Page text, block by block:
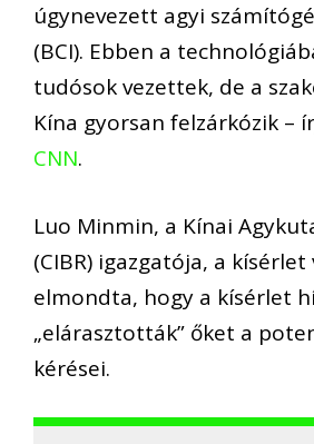
úgynevezett agyi
(BCI). Ebben a
tudósok vezettek, de a
Kína gyorsan felzárkózik –
CNN.
Luo Minmin, a Kínai
(CIBR) igazgatója, a
elmondta, hogy a kísérlet
„elárasztották” őket a
kérései.